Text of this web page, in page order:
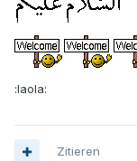
:laola:
Zitieren